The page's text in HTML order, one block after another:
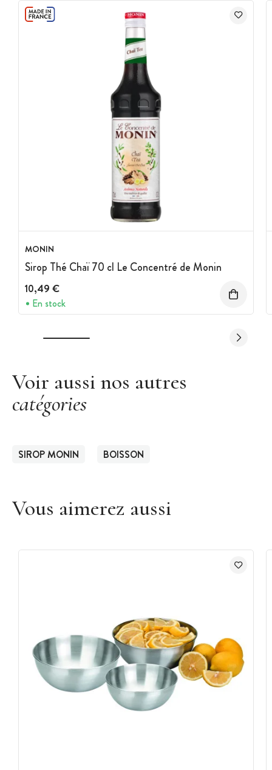
MONIN
Sirop Thé Chaï 70 cl Le Concentré de Monin
10,49 €
En stock
Voir aussi nos autres
catégories
SIROP MONIN BOISSON
Vous aimerez aussi